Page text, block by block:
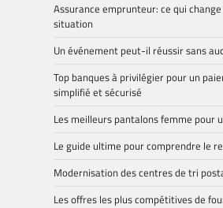
Assurance emprunteur: ce qui
situation
Un événement peut-il réussir sans
Top banques à privilégier pour un
simplifié et sécurisé
Les meilleurs pantalons femme pour
Le guide ultime pour comprendre le
Modernisation des centres de tri
Les offres les plus compétitives de